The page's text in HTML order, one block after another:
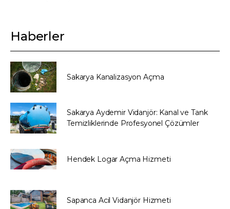
Haberler
Sakarya Kanalizasyon Açma
Sakarya Aydemir Vidanjör: Kanal ve Tank
Temizliklerinde Profesyonel Çözümler
Hendek Logar Açma Hizmeti
Sapanca Acil Vidanjör Hizmeti